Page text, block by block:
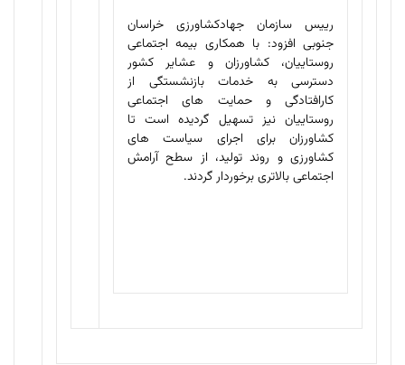
رییس سازمان جهادکشاورزی خراسان
جنوبی افزود: با همکاری بیمه اجتماعی
روستاییان، کشاورزان و عشایر کشور
دسترسی به خدمات بازنشستگی از
کارافتادگی و حمایت­ های اجتماعی
روستاییان نیز تسهیل گردیده است تا
کشاورزان برای اجرای سیاست­ های
کشاورزی و روند تولید، از سطح آرامش
اجتماعی بالاتری برخوردار گردند.